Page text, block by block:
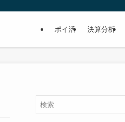
ポイ活 決算分析